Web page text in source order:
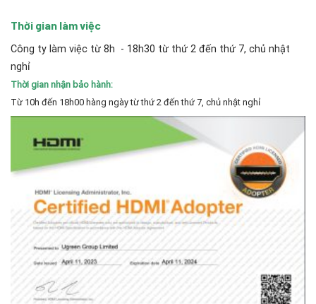
Thời gian làm việc
Công ty làm việc từ 8h - 18h30 từ thứ 2 đến thứ 7, chủ nhật
nghỉ
Thời gian nhận bảo hành:
Từ 10h đến 18h00 hàng ngày từ thứ 2 đến thứ 7, chủ nhật nghỉ